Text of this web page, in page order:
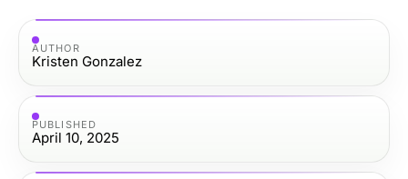
AUTHOR
Kristen Gonzalez
PUBLISHED
April 10, 2025